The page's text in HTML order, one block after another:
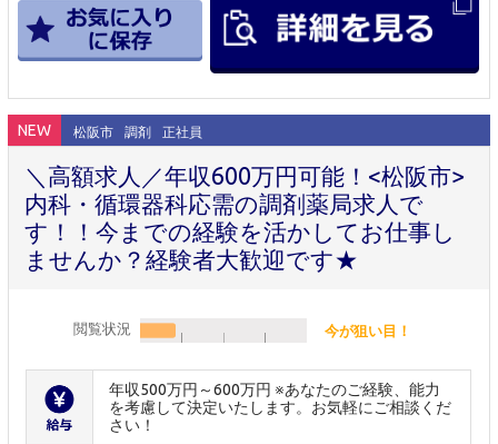
NEW 松阪市 調剤 正社員
＼高額求人／年収600万円可能！<松阪市>
内科・循環器科応需の調剤薬局求人で
す！！今までの経験を活かしてお仕事し
ませんか？経験者大歓迎です★
閲覧状況 今が狙い目！
年収500万円～600万円 ※あなたのご経験、能力
を考慮して決定いたします。お気軽にご相談くだ
さい！